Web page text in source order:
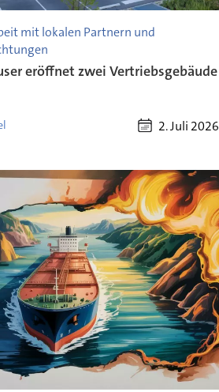
mit lokalen Partnern und
eröffnet zwei Vertriebsgebäude
2. Juli 2026